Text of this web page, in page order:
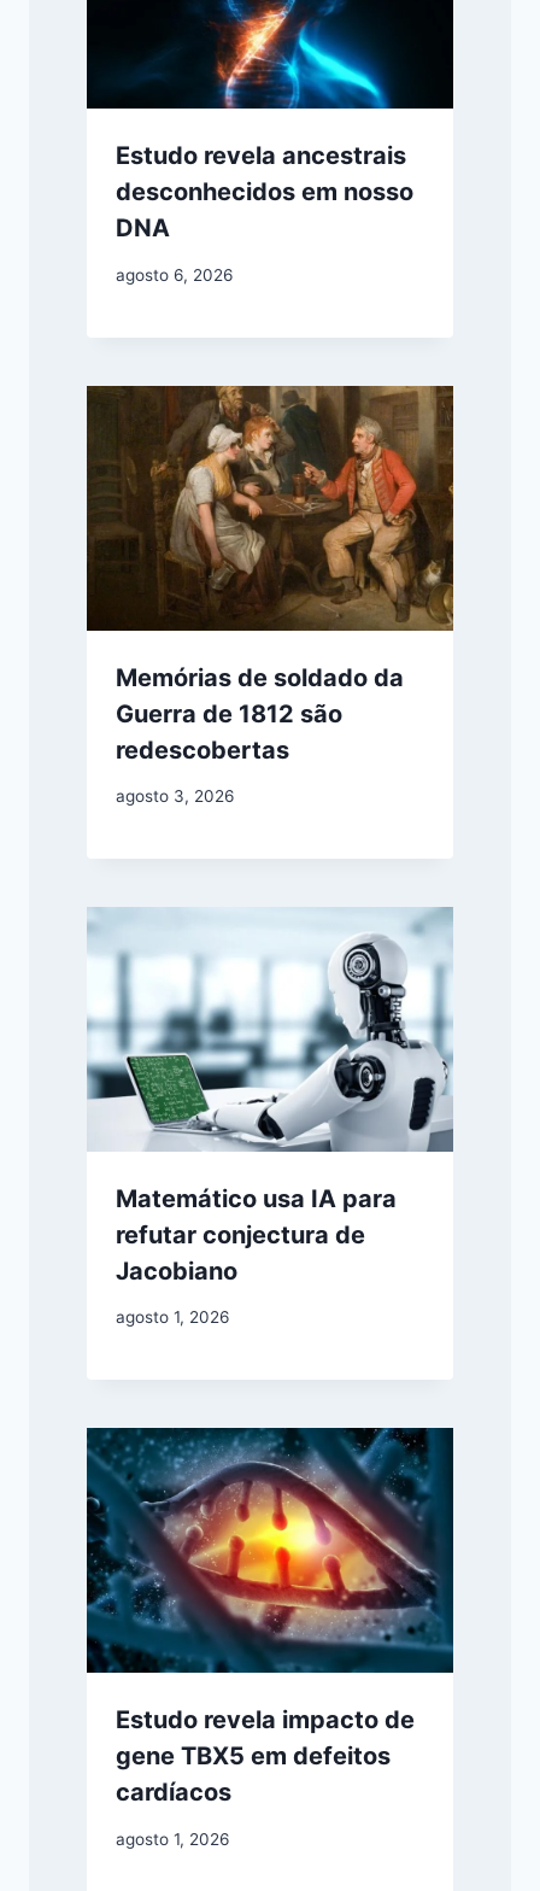
Estudo revela ancestrais
desconhecidos em nosso
DNA
agosto 6, 2026
Memórias de soldado da
Guerra de 1812 são
redescobertas
agosto 3, 2026
Matemático usa IA para
refutar conjectura de
Jacobiano
agosto 1, 2026
Estudo revela impacto de
gene TBX5 em defeitos
cardíacos
agosto 1, 2026